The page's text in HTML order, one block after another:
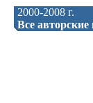
2000-2008 г.
Все